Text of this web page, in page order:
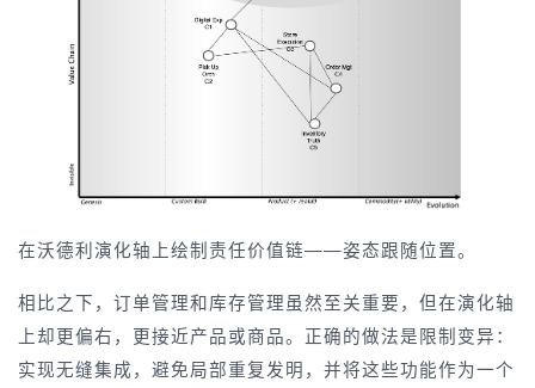
在沃德利演化轴上绘制责任价值链——姿态跟随位置。
相比之下，订单管理和库存管理虽然至关重要，但在演化轴
上却更偏右，更接近产品或商品。正确的做法是限制变异：
实现无缝集成，避免局部重复发明，并将这些功能作为一个